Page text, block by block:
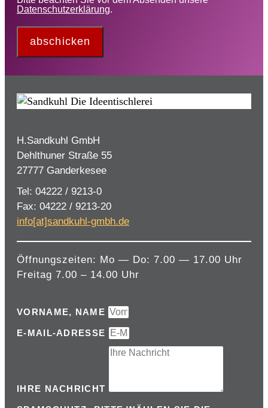
Datenschutzerklärung.
abschicken
H.Sandkuhl GmbH
Dehlthuner Straße 55
27777 Ganderkesee
Tel: 04222 / 9213-0
Fax: 04222 / 9213-20
info[at]sandkuhl-gmbh.de
Öffnungszeiten: Mo — Do: 7.00 — 17.00 Uhr
Freitag 7.00 – 14.00 Uhr
VORNAME, NAME
E-MAIL-ADRESSE
IHRE NACHRICHT